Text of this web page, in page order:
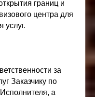
границ и
центра для
услуг.
за
Заказчику по
а